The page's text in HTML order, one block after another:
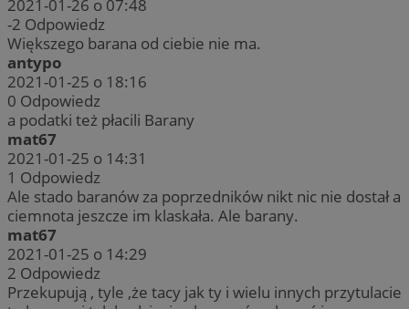
2021-01-26 o 07:48
-2 Odpowiedz
Większego barana od ciebie nie ma.
antypo
2021-01-25 o 18:16
0 Odpowiedz
a podatki też płacili Barany
mat67
2021-01-25 o 14:31
1 Odpowiedz
Ale stado baranów za poprzedników nikt nic nie dostał a
ciemnota jeszcze im klaskała. Ale barany.
mat67
2021-01-25 o 14:29
2 Odpowiedz
Przekupują , tyle ,że tacy jak ty i wielu innych przytulacie